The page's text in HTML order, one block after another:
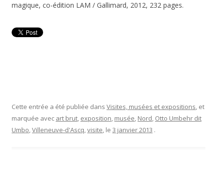
magique, co-édition LAM / Gallimard, 2012, 232 pages.
Cette entrée a été publiée dans Visites, musées et expositions, et
marquée avec art brut, exposition, musée, Nord, Otto Umbehr dit
Umbo,Villeneuve-d'Ascq,visite, le 3 janvier 2013 .